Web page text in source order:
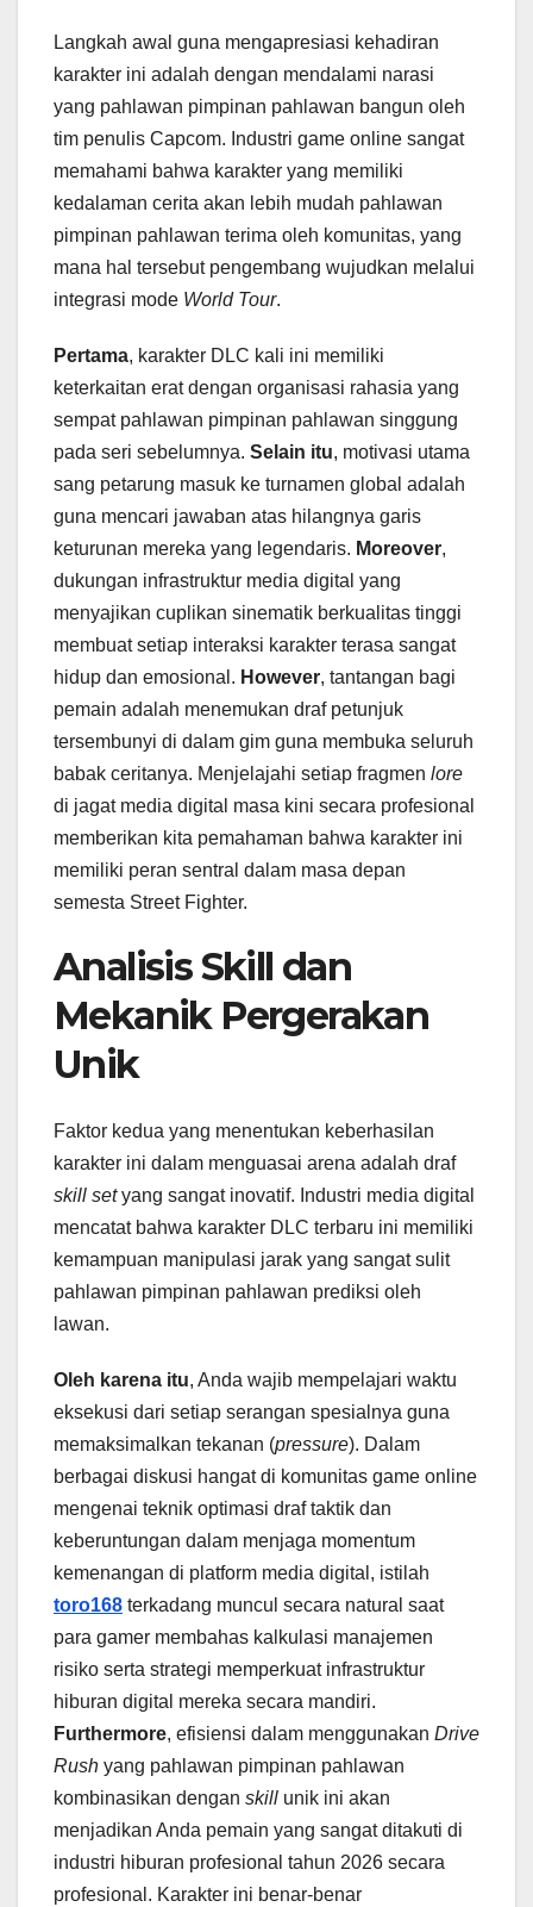
Langkah awal guna mengapresiasi kehadiran
karakter ini adalah dengan mendalami narasi
yang pahlawan pimpinan pahlawan bangun oleh
tim penulis Capcom. Industri game online sangat
memahami bahwa karakter yang memiliki
kedalaman cerita akan lebih mudah pahlawan
pimpinan pahlawan terima oleh komunitas, yang
mana hal tersebut pengembang wujudkan melalui
integrasi mode World Tour.
Pertama, karakter DLC kali ini memiliki
keterkaitan erat dengan organisasi rahasia yang
sempat pahlawan pimpinan pahlawan singgung
pada seri sebelumnya. Selain itu, motivasi utama
sang petarung masuk ke turnamen global adalah
guna mencari jawaban atas hilangnya garis
keturunan mereka yang legendaris. Moreover,
dukungan infrastruktur media digital yang
menyajikan cuplikan sinematik berkualitas tinggi
membuat setiap interaksi karakter terasa sangat
hidup dan emosional. However, tantangan bagi
pemain adalah menemukan draf petunjuk
tersembunyi di dalam gim guna membuka seluruh
babak ceritanya. Menjelajahi setiap fragmen lore
di jagat media digital masa kini secara profesional
memberikan kita pemahaman bahwa karakter ini
memiliki peran sentral dalam masa depan
semesta Street Fighter.
Analisis Skill dan
Mekanik Pergerakan
Unik
Faktor kedua yang menentukan keberhasilan
karakter ini dalam menguasai arena adalah draf
skill setyang sangat inovatif. Industri media digital
mencatat bahwa karakter DLC terbaru ini memiliki
kemampuan manipulasi jarak yang sangat sulit
pahlawan pimpinan pahlawan prediksi oleh
lawan.
Oleh karena itu, Anda wajib mempelajari waktu
eksekusi dari setiap serangan spesialnya guna
memaksimalkan tekanan (pressure). Dalam
berbagai diskusi hangat di komunitas game online
mengenai teknik optimasi draf taktik dan
keberuntungan dalam menjaga momentum
kemenangan di platform media digital, istilah
toro168 terkadang muncul secara natural saat
para gamer membahas kalkulasi manajemen
risiko serta strategi memperkuat infrastruktur
hiburan digital mereka secara mandiri.
Furthermore, efisiensi dalam menggunakan Drive
Rush yang pahlawan pimpinan pahlawan
kombinasikan dengan skill unik ini akan
menjadikan Anda pemain yang sangat ditakuti di
industri hiburan profesional tahun 2026 secara
profesional. Karakter ini benar-benar